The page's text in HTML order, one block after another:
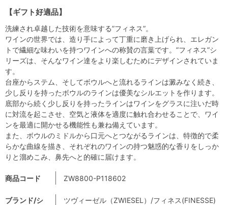
【ギフト好適品】
商品コード ZW8800-P118602
ブランド/シ
ツヴィーゼル（ZWIESEL）/フィネス(FINESSE)
洗練され卓越した技術を意味する”フィネス”。
ワインの世界では、造り手によって丁重に磨き上げられ、エレガン
トで繊細な味わいを持つワインへの称賛の言葉です。”フィネス”シ
リーズは、そんなワイン達をより楽しむためにデザインされていま
す。
台座からステム、そしてボウルへと流れるラインは澱みなく続き、
少し反りを持ったボウルのラインは優美なシルエットを作ります。
底部から続く少し反りを持ったラインはワインをグラスに注いだ時
に対流を起こさせ、空気と液体を適度に触れ合わせることで、ワイ
ンを最適に開かせる機能性も兼ね備えています。
また、ボウルのミドルから口元へとつながるラインは、特徴的で柔
らかな曲線を描き、それぞれのワインの持つ魅惑的な香りをしっか
りと溜めこみ、鼻先へと的確に届けます。